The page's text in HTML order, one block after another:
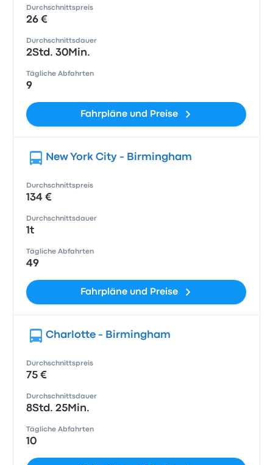
Durchschnittspreis
26 €
Durchschnittsdauer
2Std. 30Min.
Tägliche Abfahrten
9
Fahrpläne und Preise
New York City - Birmingham
Durchschnittspreis
134 €
Durchschnittsdauer
1t
Tägliche Abfahrten
49
Fahrpläne und Preise
Charlotte - Birmingham
Durchschnittspreis
75 €
Durchschnittsdauer
8Std. 25Min.
Tägliche Abfahrten
10